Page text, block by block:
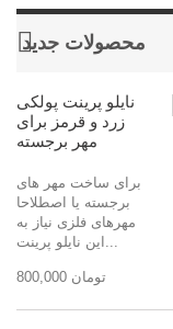
محصولات جدید
نایلو پرینت پولکی
زرد و قرمز برای
مهر برجسته
برای ساخت مهر های
برجسته یا اصطلاحا
مهرهای فلزی نیاز به
این نایلو پرینت...
800,000 تومان